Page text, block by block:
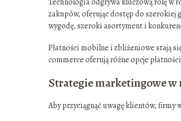
zakupów, oferując dostęp do szerokiej
wygodę, szeroki asortyment i
Płatności mobilne i zbliżeniowe stają
commerce oferują różne opcje
Strategie marketingowe w
Aby przyciągnąć uwagę klientów,